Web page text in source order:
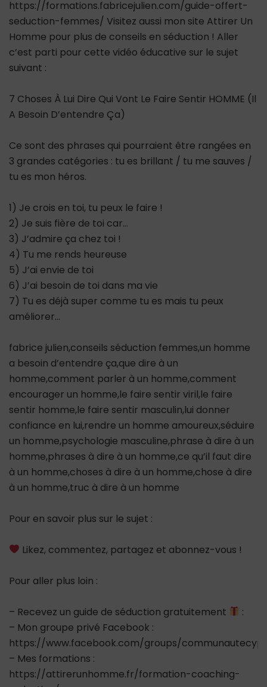
https://formations.fabricejulien.com/guide-offert-
seduction-femmes/ Visitez aussi mon site Attirer Un
Homme pour plus de conseils en séduction ! Aller
c’est parti pour cette vidéo éducative sur le sujet
suivant :
7 Choses À Lui Dire Qui Vont Le Faire Sentir HOMME (Il
A Besoin D’entendre Ça)
Ce sont des phrases qui pourraient être rangées en
3 grandes catégories : tu es brillant / tu me sauves /
tu es mon héros.
1) Je crois en toi, tu peux le faire !
2) Je suis fière de toi car…
3) J’admire ça chez toi !
4) Tu me rends heureuse
5) J’ai envie de toi
6) J’ai besoin de toi dans ma vie
7) Tu es déjà super comme tu es mais tu peux
améliorer…
fabrice julien,conseils séduction femmes,un homme
a besoin d’entendre ça,que dire à un
homme,comment parler à un homme,comment
encourager un homme,le faire sentir viril,le faire
sentir homme,le faire sentir masculin,lui donner
confiance en lui,rendre un homme amoureux,séduire
un homme,psychologie masculine,phrase à dire à un
homme,phrases à dire à un homme,ce qu’il faut dire
à un homme,choses à dire à un homme,chose à dire
à un homme,truc à dire à un homme
Pour en savoir plus sur le sujet :
Likez, commentez, partagez et abonnez-vous !
Pour aller plus loin :
– Recevez un guide de séduction gratuitement
:
– Mon groupe privé Facebook :
https://www.facebook.com/groups/
– Mes formations :
https://attirerunhomme.fr/formation-coaching-